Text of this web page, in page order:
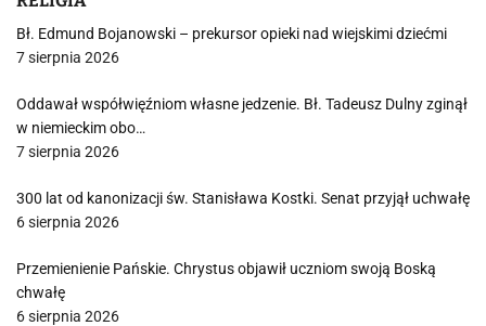
Bł. Edmund Bojanowski – prekursor opieki nad wiejskimi dziećmi
7 sierpnia 2026
Oddawał współwięźniom własne jedzenie. Bł. Tadeusz Dulny zginął
w niemieckim obo…
7 sierpnia 2026
300 lat od kanonizacji św. Stanisława Kostki. Senat przyjął uchwałę
6 sierpnia 2026
Przemienienie Pańskie. Chrystus objawił uczniom swoją Boską
chwałę
6 sierpnia 2026